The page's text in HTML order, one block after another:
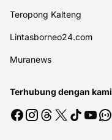
Teropong Kalteng
Lintasborneo24.com
Muranews
Terhubung dengan kami